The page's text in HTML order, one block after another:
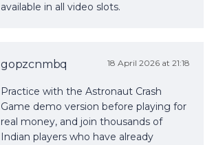
available in all video slots.
gopzcnmbq 18 April 2026 at 21:18
Practice with the Astronaut Crash
Game demo version before playing for
real money, and join thousands of
Indian players who have already